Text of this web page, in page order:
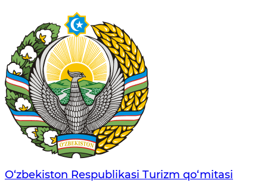
O‘zbekiston Respublikasi Turizm qo‘mitasi